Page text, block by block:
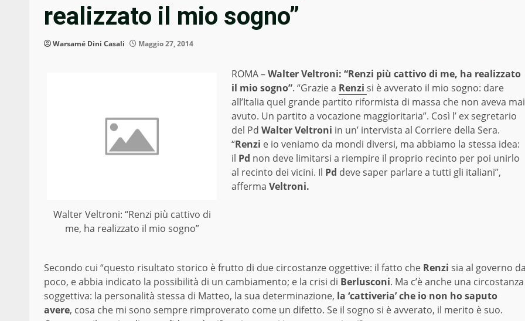
realizzato il mio sogno”
Warsamé Dini Casali Maggio 27, 2014
Walter Veltroni: “Renzi più cattivo di
me, ha realizzato il mio sogno”
ROMA –Walter Veltroni: “Renzi più cattivo di me, ha realizzato
il mio sogno”. “Grazie a Renzi si è avverato il mio sogno: dare
all’Italia quel grande partito riformista di massa che non aveva mai
avuto. Un partito a vocazione maggioritaria”. Così l’ ex segretario
del Pd Walter Veltroni in un’ intervista al Corriere della Sera.
“Renzi e io veniamo da mondi diversi, ma abbiamo la stessa idea:
il Pd non deve limitarsi a riempire il proprio recinto per poi unirlo
al recinto dei vicini. Il Pd deve saper parlare a tutti gli italiani”,
afferma Veltroni.
Secondo cui “questo risultato storico è frutto di due circostanze oggettive: il fatto che Renzi sia al governo
poco, e abbia indicato la possibilità di un cambiamento; e la crisi di Berlusconi. Ma c’è anche una circostanza
soggettiva: la personalità stessa di Matteo, la sua determinazione, la ‘cattiveria’ che io non ho saputo
avere, cosa che mi sono sempre rimproverato come un difetto. Se il sogno si è avverato, il merito è suo.